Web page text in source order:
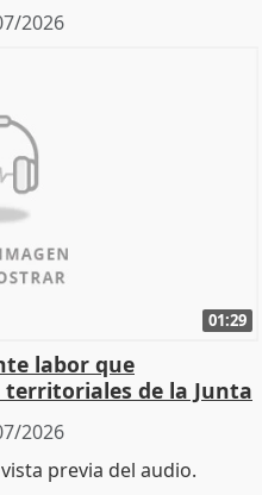
2026
01:29
labor que
de la Junta
2026